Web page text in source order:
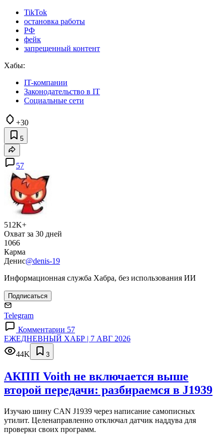
TikTok
остановка работы
РФ
фейк
запрещенный контент
Хабы:
IT-компании
Законодательство в IT
Социальные сети
+30
5
57
512K+
Охват за 30 дней
1066
Карма
Денис@denis-19
Информационная служба Хабра, без использования ИИ
Подписаться
Telegram
Комментарии 57
ЕЖЕДНЕВНЫЙ ХАБР | 7 АВГ 2026
44K
3
АКПП Voith не включается выше
второй передачи: разбираемся в J1939
Изучаю шину CAN J1939 через написание самописных
утилит. Целенаправленно отключал датчик наддува для
проверки своих программ.